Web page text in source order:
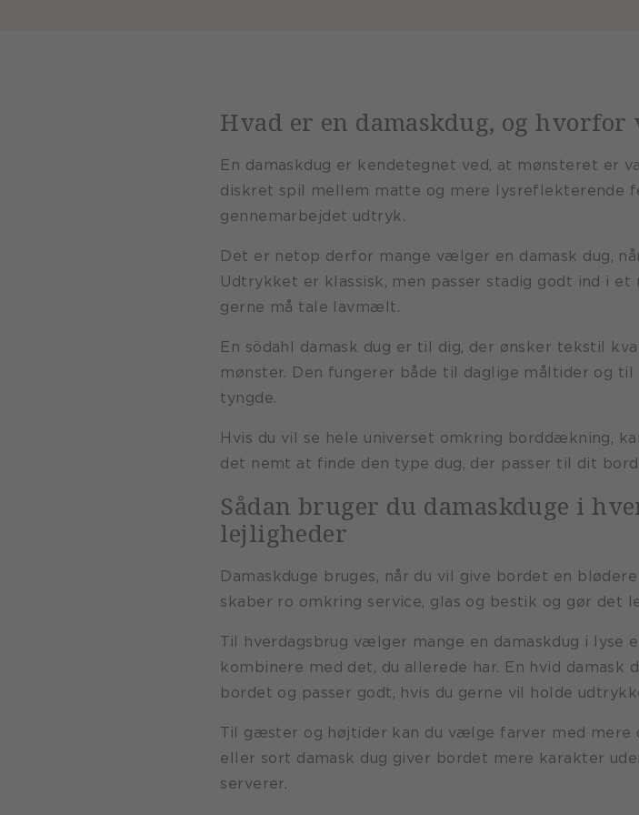
Hvad er en damaskdug, og
En damaskdug er kendetegnet ved, at mønsteret er
diskret spil mellem matte og mere lysreflekterende
gennemarbejdet udtryk.
Det er netop derfor mange vælger en damask dug,
Udtrykket er klassisk, men passer stadig godt ind i
gerne må tale lavmælt.
En södahl damask dug er til dig, der ønsker tekstil
mønster. Den fungerer både til daglige måltider og
tyngde.
Hvis du vil se hele universet omkring borddækning,
det nemt at finde den type dug, der passer til dit
Sådan bruger du damaskduge i
lejligheder
Damaskduge bruges, når du vil give bordet en
skaber ro omkring service, glas og bestik og gør det
Til hverdagsbrug vælger mange en damaskdug i
kombinere med det, du allerede har. En hvid damask
bordet og passer godt, hvis du gerne vil holde
Til gæster og højtider kan du vælge farver med mere
eller sort damask dug giver bordet mere karakter
serverer.